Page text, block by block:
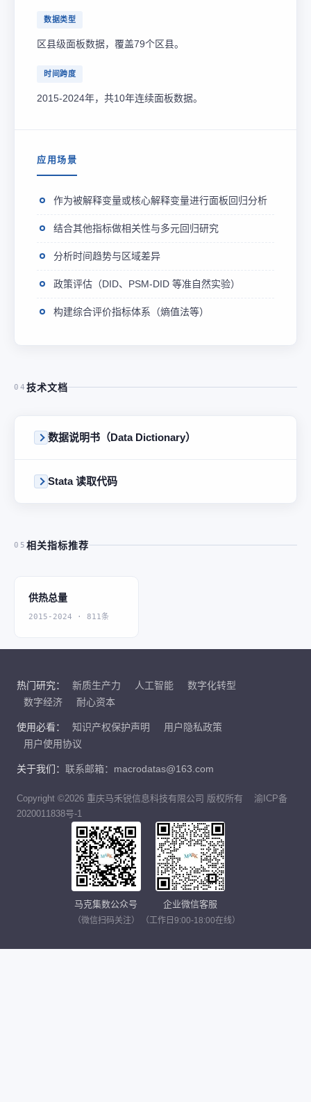
数据类型
区县级面板数据，覆盖79个区县。
时间跨度
2015-2024年，共10年连续面板数据。
应用场景
作为被解释变量或核心解释变量进行面板回归分析
结合其他指标做相关性与多元回归研究
分析时间趋势与区域差异
政策评估（DID、PSM-DID 等准自然实验）
构建综合评价指标体系（熵值法等）
04 技术文档
数据说明书（Data Dictionary）
Stata 读取代码
05 相关指标推荐
供热总量
2015-2024 · 811条
热门研究： 新质生产力 人工智能
数字化转型
数字经济
耐心资本
使用必看： 知识产权保护声明
用户隐私政策
用户使用协议
关于我们： 联系邮箱：macrodatas@163.com
Copyright ©2026 重庆马禾锐信息科技有限公司 版权所有
渝ICP备
2020011838号-1
马克集数公众号
（微信扫码关注）
企业微信客服
（工作日9:00-18:00在线）